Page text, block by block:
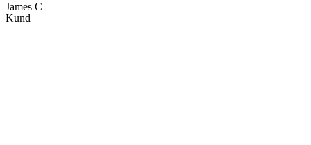
James C
Kund